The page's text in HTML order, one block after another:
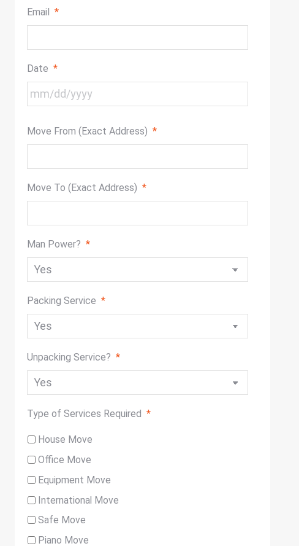
Email *
Date *
slash
Move From (Exact Address) *
Move To (Exact Address) *
Man Power? *
Packing Service *
Unpacking Service? *
Type of Services Required *
House Move
Office Move
Equipment Move
International Move
Safe Move
Piano Move